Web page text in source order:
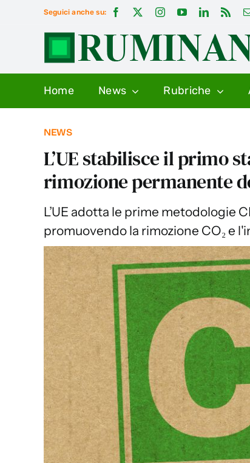
contenuto
Seguici anche su:
Home News Rubriche
NEWS
L’UE stabilisce il primo
rimozione permanente
L’UE adotta le prime metodologie
promuovendo la rimozione CO₂ e